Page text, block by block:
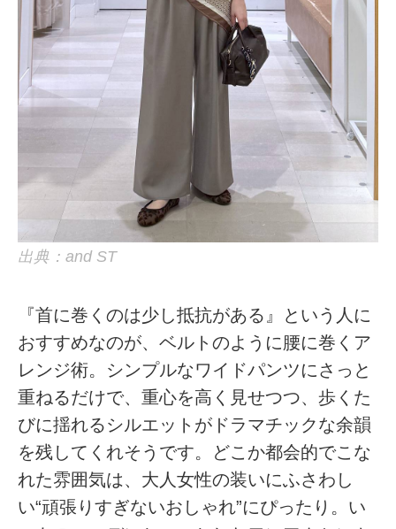
出典：and ST
『首に巻くのは少し抵抗がある』という人に
おすすめなのが、ベルトのように腰に巻くア
レンジ術。シンプルなワイドパンツにさっと
重ねるだけで、重心を高く見せつつ、歩くた
びに揺れるシルエットがドラマチックな余韻
を残してくれそうです。どこか都会的でこな
れた雰囲気は、大人女性の装いにふさわし
い“頑張りすぎないおしゃれ”にぴったり。い